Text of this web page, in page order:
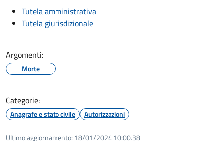
Tutela amministrativa
Tutela giurisdizionale
Argomenti:
Morte
Categorie:
Anagrafe e stato civile Autorizzazioni
Ultimo aggiornamento: 18/01/2024 10:00.38